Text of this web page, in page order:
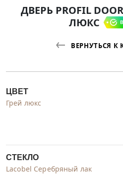
ДВЕРЬ PROFIL
ЛЮКС
ВЕРНУТЬСЯ
ЦВЕТ
Грей люкс
СТЕКЛО
Lacobel Серебряный лак